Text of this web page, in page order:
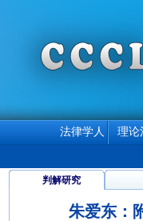
法律学人 理论
判解研究
朱爱东：